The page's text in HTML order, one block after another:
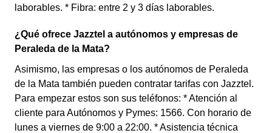
laborables. * Fibra: entre 2 y 3 días laborables.
¿Qué ofrece Jazztel a autónomos y empresas de
Peraleda de la Mata?
Asimismo, las empresas o los autónomos de Peraleda
de la Mata también pueden contratar tarifas con Jazztel.
Para empezar estos son sus teléfonos: * Atención al
cliente para Autónomos y Pymes: 1566. Con horario de
lunes a viernes de 9:00 a 22:00. * Asistencia técnica